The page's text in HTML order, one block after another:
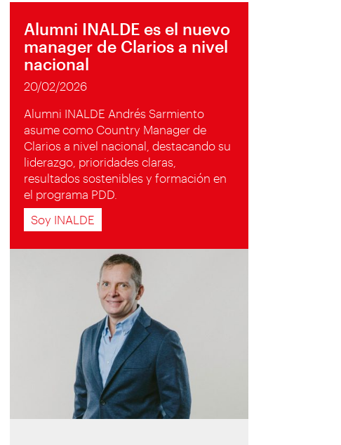
Alumni INALDE es el nuevo
manager de Clarios a nivel
nacional
20/02/2026
Alumni INALDE Andrés Sarmiento
asume como Country Manager de
Clarios a nivel nacional, destacando su
liderazgo, prioridades claras,
resultados sostenibles y formación en
el programa PDD.
Soy INALDE